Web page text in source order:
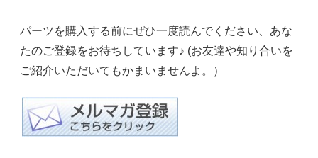
パーツを購入する前にぜひ一度読んでください、あな
たのご登録をお待ちしています♪ (お友達や知り合いを
ご紹介いただいてもかまいませんよ。）